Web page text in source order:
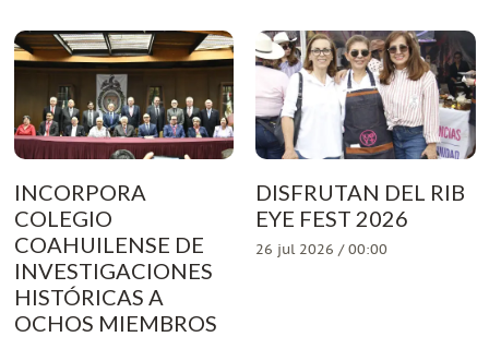
INCORPORA
COLEGIO
COAHUILENSE DE
INVESTIGACIONES
HISTÓRICAS A
OCHOS MIEMBROS
DISFRUTAN DEL RIB
EYE FEST 2026
26 jul 2026 / 00:00